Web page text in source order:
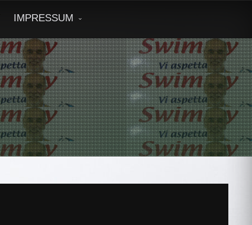
IMPRESSUM